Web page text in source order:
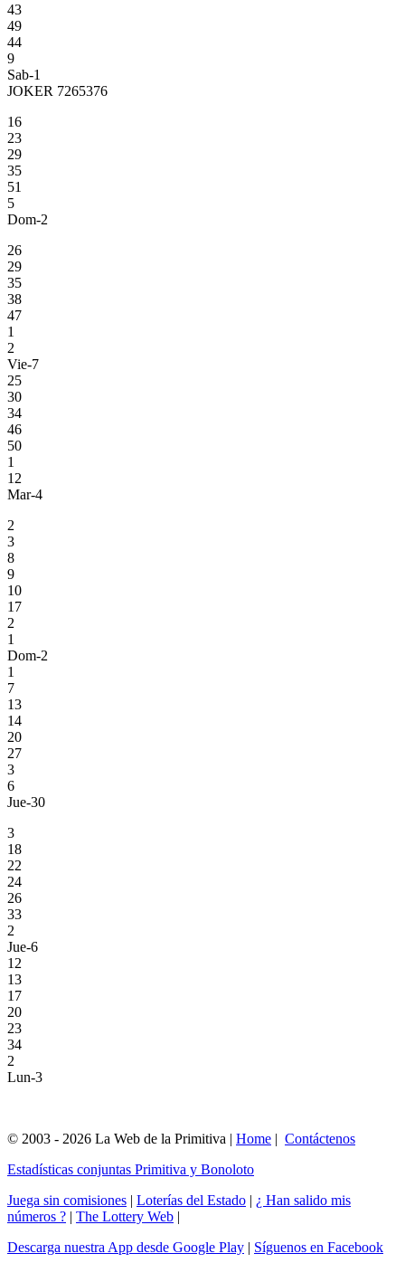
43
49
44
9
Sab-1
JOKER 7265376
16
23
29
35
51
5
Dom-2
26
29
35
38
47
1
2
Vie-7
25
30
34
46
50
1
12
Mar-4
2
3
8
9
10
17
2
1
Dom-2
1
7
13
14
20
27
3
6
Jue-30
3
18
22
24
26
33
2
Jue-6
12
13
17
20
23
34
2
Lun-3
© 2003 - 2026 La Web de la Primitiva | Home | Contáctenos
Estadísticas conjuntas Primitiva y Bonoloto
Juega sin comisiones | Loterías del Estado | ¿ Han salido mis
números ? | The Lottery Web |
Descarga nuestra App desde Google Play | Síguenos en Facebook